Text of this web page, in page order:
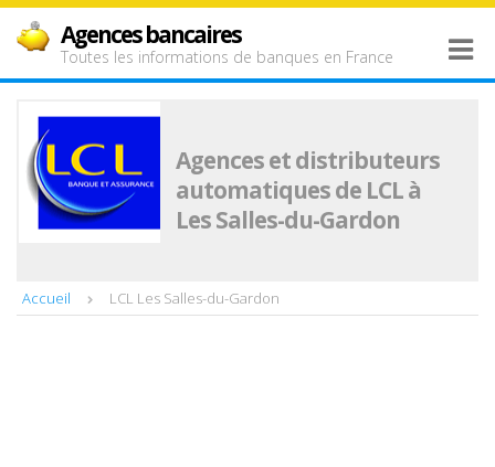
Agences bancaires
Toutes les informations de banques en France
Agences et distributeurs
automatiques de LCL à
Les Salles-du-Gardon
Accueil LCL Les Salles-du-Gardon